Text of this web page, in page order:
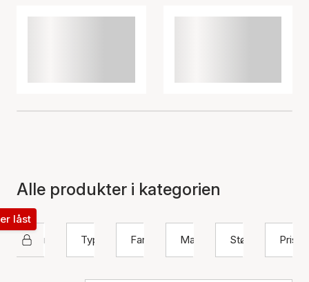
Alle produkter i kategorien
Nuni Copenhagen
låst
Type
Farge Materiale Størrelse Pris